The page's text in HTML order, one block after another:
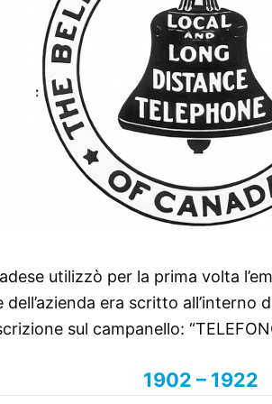
utilizzò per la prima volta
era scritto all’interno
sul campanello:
1902 – 1922